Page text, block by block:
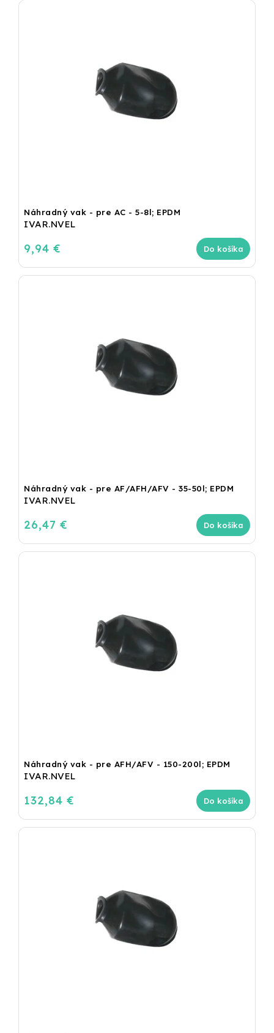
Náhradný vak - pre AC - 5-8l; EPDM
IVAR.NVEL
9,94 € Do košíka
Náhradný vak - pre AF/AFH/AFV - 35-50l; EPDM
IVAR.NVEL
26,47 € Do košíka
Náhradný vak - pre AFH/AFV - 150-200l; EPDM
IVAR.NVEL
132,84 € Do košíka